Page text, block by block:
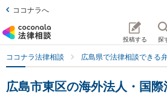
ココナラへ
投稿する 探
ココナラ法律相談 広島県で法律相談できる
広島市東区の海外法人・国